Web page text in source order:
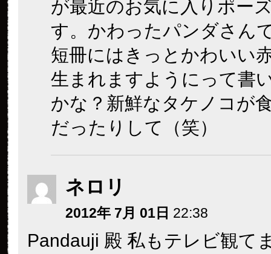
が最近のお気に入りポー
す。かわったパンダさん
短冊にはきっとかわいい
生まれますようにって書
かな？新鮮なタケノコが
だったりして（笑）
ネロリ
2012年 7月 01日 22:38
Pandauji 殿 私もテレビ観て